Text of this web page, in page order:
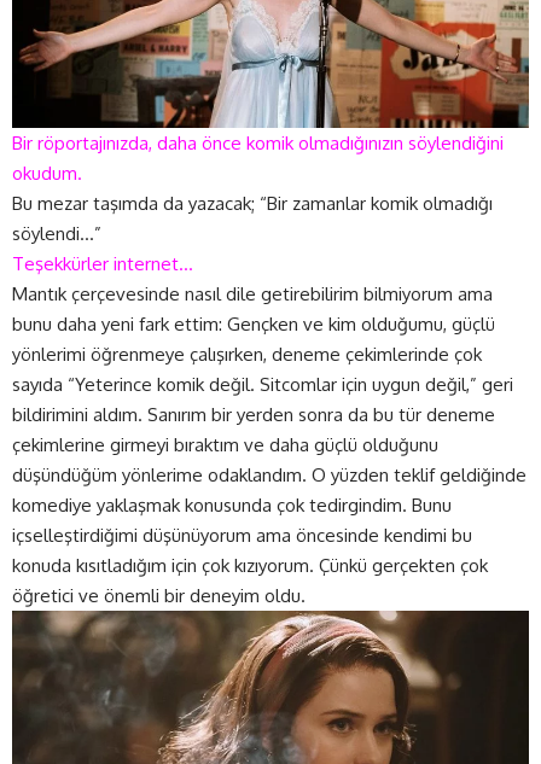
Bir röportajınızda, daha önce komik olmadığınızın söylendiğini
okudum.
Bu mezar taşımda da yazacak; “Bir zamanlar komik olmadığı
söylendi…”
Teşekkürler internet…
Mantık çerçevesinde nasıl dile getirebilirim bilmiyorum ama
bunu daha yeni fark ettim: Gençken ve kim olduğumu, güçlü
yönlerimi öğrenmeye çalışırken, deneme çekimlerinde çok
sayıda “Yeterince komik değil. Sitcomlar için uygun değil,” geri
bildirimini aldım. Sanırım bir yerden sonra da bu tür deneme
çekimlerine girmeyi bıraktım ve daha güçlü olduğunu
düşündüğüm yönlerime odaklandım. O yüzden teklif geldiğinde
komediye yaklaşmak konusunda çok tedirgindim. Bunu
içselleştirdiğimi düşünüyorum ama öncesinde kendimi bu
konuda kısıtladığım için çok kızıyorum. Çünkü gerçekten çok
öğretici ve önemli bir deneyim oldu.